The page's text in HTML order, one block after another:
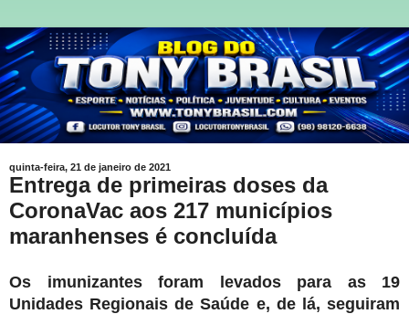
quinta-feira, 21 de janeiro de 2021
Entrega de primeiras doses da
CoronaVac aos 217 municípios
maranhenses é concluída
Os imunizantes foram levados para as 19
Unidades Regionais de Saúde e, de lá, seguiram